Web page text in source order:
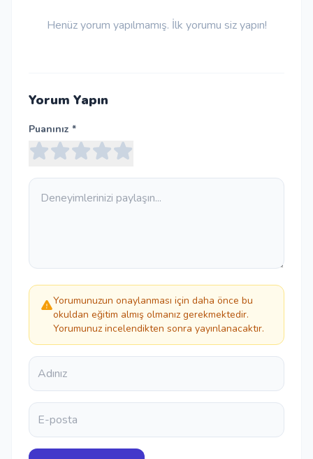
Henüz yorum yapılmamış. İlk yorumu siz yapın!
Yorum Yapın
Puanınız *
Yorumunuzun onaylanması için daha önce bu
okuldan eğitim almış olmanız gerekmektedir.
Yorumunuz incelendikten sonra yayınlanacaktır.